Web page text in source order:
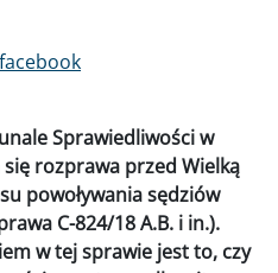
facebook
Sprawiedliwości w
rozprawa przed Wielką
powoływania sędziów
C-824/18 A.B. i in.).
w tej sprawie jest to, czy